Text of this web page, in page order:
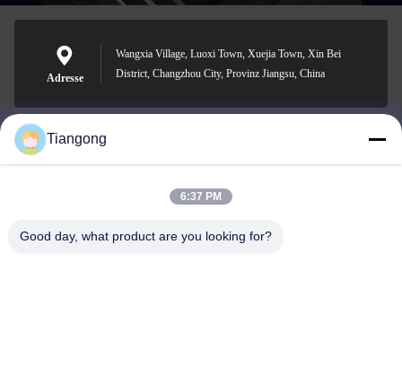
Adresse
Wangxia Village, Luoxi Town, Xuejia Town, Xin Bei
District, Changzhou City, Provinz Jiangsu, China
lhh@cztgforging.com
Tiangong
6:37 PM
Good day, what product are you looking for?